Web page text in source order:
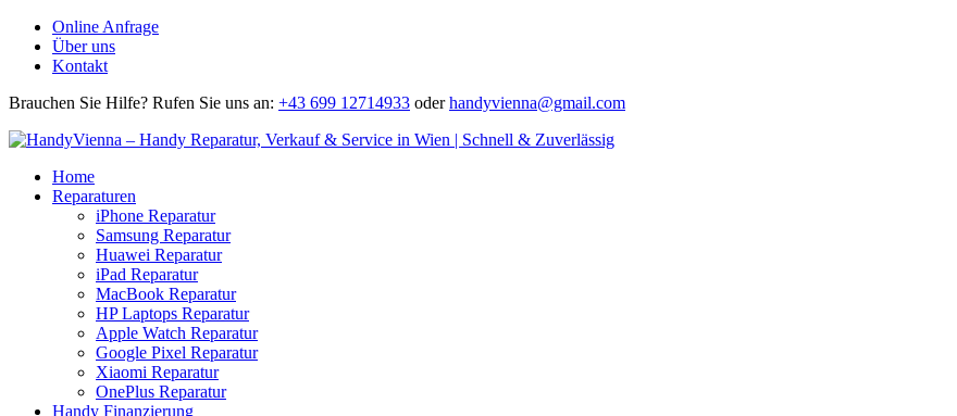
Online Anfrage
Über uns
Kontakt
Brauchen Sie Hilfe? Rufen Sie uns an: +43 699 12714933 oder handyvienna@gmail.com
Home
Reparaturen
iPhone Reparatur
Samsung Reparatur
Huawei Reparatur
iPad Reparatur
MacBook Reparatur
HP Laptops Reparatur
Apple Watch Reparatur
Google Pixel Reparatur
Xiaomi Reparatur
OnePlus Reparatur
Handy Finanzierung